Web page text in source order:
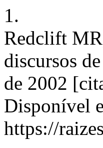
1.
Redclift
discursos
de 2002
Disponível
https://